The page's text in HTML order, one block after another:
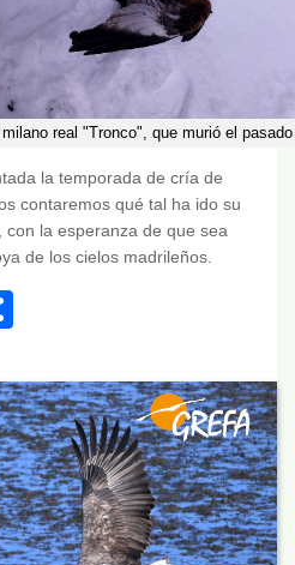
real "Tronco", que murió el
la temporada de cría de
contaremos qué tal ha ido su
la esperanza de que sea
de los cielos madrileños.